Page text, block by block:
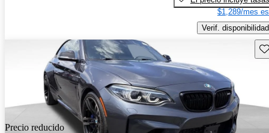
$1,289/mes
Verif. disponibilidad
Precio reducido